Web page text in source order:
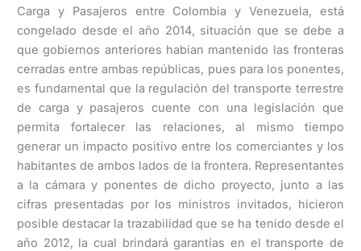
Carga y Pasajeros entre Colombia y Venezuela, está
congelado desde el año 2014, situación que se debe a
que gobiernos anteriores habían mantenido las fronteras
cerradas entre ambas repúblicas, pues para los ponentes,
es fundamental que la regulación del transporte terrestre
de carga y pasajeros cuente con una legislación que
permita fortalecer las relaciones, al mismo tiempo
generar un impacto positivo entre los comerciantes y los
habitantes de ambos lados de la frontera. Representantes
a la cámara y ponentes de dicho proyecto, junto a las
cifras presentadas por los ministros invitados, hicieron
posible destacar la trazabilidad que se ha tenido desde el
año 2012, la cual brindará garantías en el transporte de